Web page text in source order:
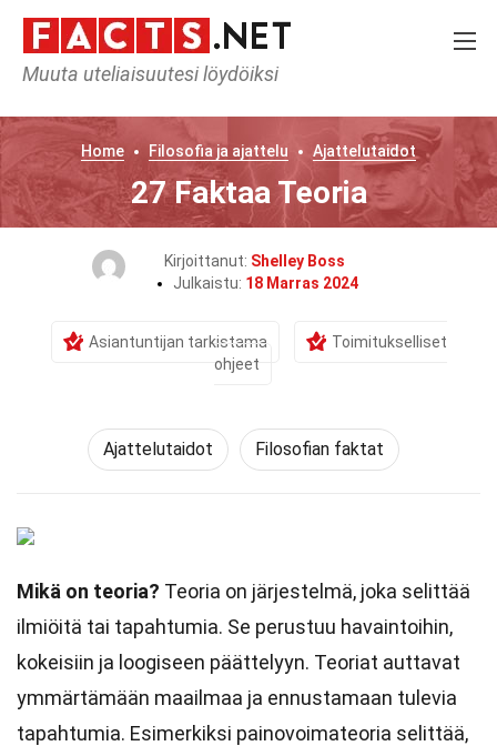
Muuta uteliaisuutesi löydöiksi
Home Filosofia ja ajattelu Ajattelutaidot
27 Faktaa Teoria
Kirjoittanut: Shelley Boss
Julkaistu: 18 Marras 2024
Asiantuntijan tarkistama
Toimitukselliset
ohjeet
Ajattelutaidot Filosofian faktat
Mikä on teoria? Teoria on järjestelmä, joka selittää
ilmiöitä tai tapahtumia. Se perustuu havaintoihin,
kokeisiin ja loogiseen päättelyyn. Teoriat auttavat
ymmärtämään maailmaa ja ennustamaan tulevia
tapahtumia. Esimerkiksi painovoimateoria selittää,